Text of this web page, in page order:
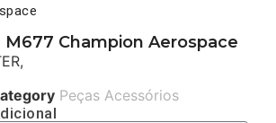
Champion Aerospace
Peças Acessórios